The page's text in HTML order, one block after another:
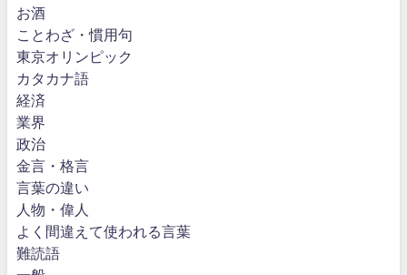
お酒
ことわざ・慣用句
東京オリンピック
カタカナ語
経済
業界
政治
金言・格言
言葉の違い
人物・偉人
よく間違えて使われる言葉
難読語